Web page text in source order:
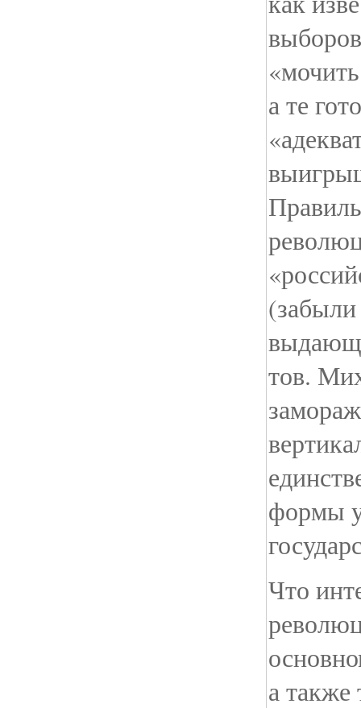
а те
тов.
формы
Что
а также